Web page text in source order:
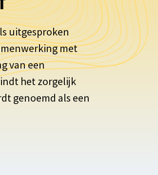
uitgesproken
met
van een
het zorgelijk
genoemd als een